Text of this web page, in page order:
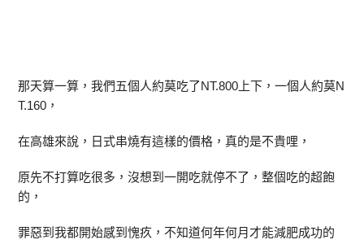
那天算一算，我們五個人約莫吃了NT.800上下，一個人約莫N
T.160，
在高雄來說，日式串燒有這樣的價格，真的是不貴哩，
原先不打算吃很多，沒想到一開吃就停不了，整個吃的超飽
的，
罪惡到我都開始感到愧疚，不知道何年何月才能減肥成功的